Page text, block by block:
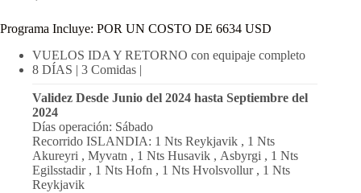
Programa Incluye: POR UN COSTO DE 6634 USD
VUELOS IDA Y RETORNO con equipaje completo
8 DÍAS | 3 Comidas |
Validez Desde Junio del 2024 hasta Septiembre del
2024
Días operación: Sábado
Recorrido ISLANDIA: 1 Nts Reykjavik , 1 Nts
Akureyri , Myvatn , 1 Nts Husavik , Asbyrgi , 1 Nts
Egilsstadir, 1 Nts Hofn , 1 Nts Hvolsvollur, 1 Nts
Reykjavik